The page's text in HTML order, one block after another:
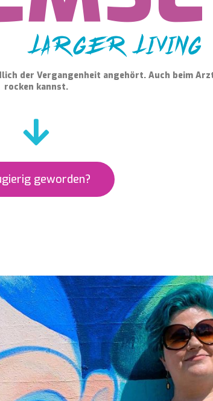
der Vergangenheit angehört. Auch beim
rocken kannst.
geworden?